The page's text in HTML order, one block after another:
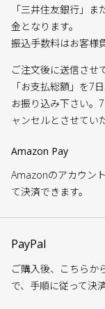
「三井住友銀行」
金となります。
振込手数料はお客様
ご注文後に送信させ
「お支払総額」を7
お振り込み下さい。
ャンセルとさせてい
Amazon Pay
Amazonのアカウン
て決済できます。
PayPal
ご購入後、こちらか
で、手順に従って決